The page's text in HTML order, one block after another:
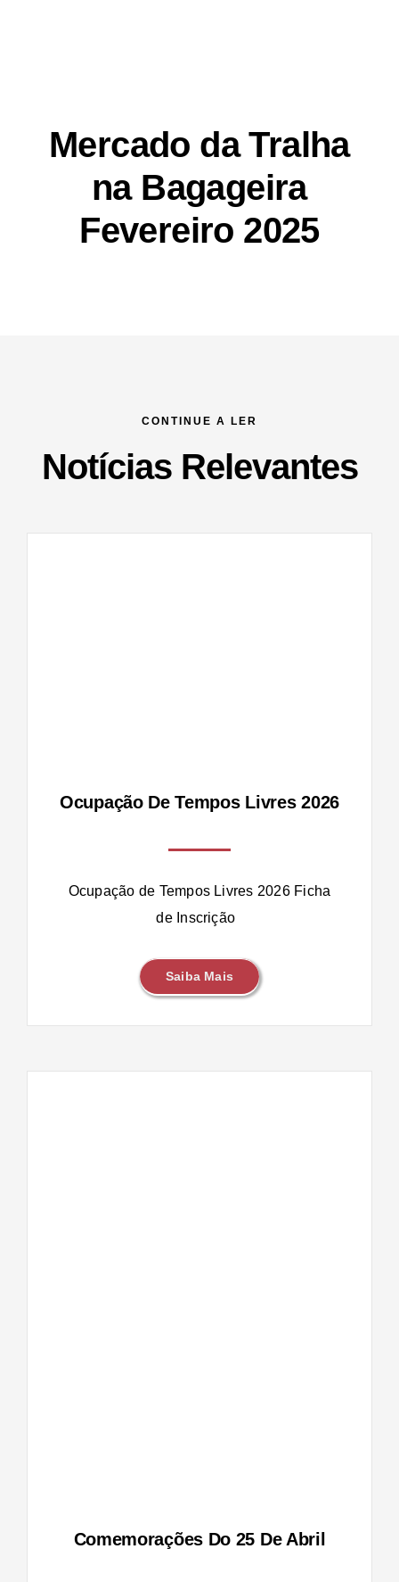
Mercado da Tralha
na Bagageira
Fevereiro 2025
CONTINUE A LER
Notícias Relevantes
Ocupação De Tempos Livres 2026
Ocupação de Tempos Livres 2026 Ficha
de Inscrição
Saiba Mais
Comemorações Do 25 De Abril